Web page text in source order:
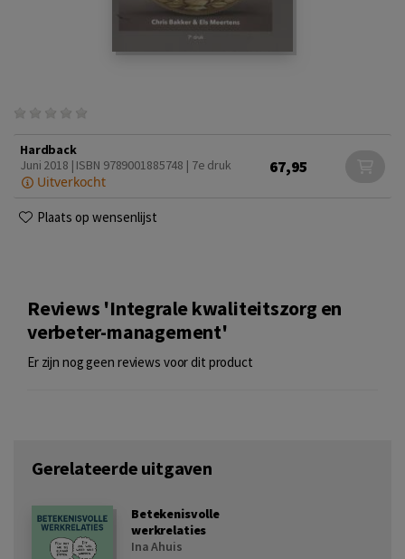
Hardback
Juni 2018 | ISBN 9789001885748 | 7e druk
Uitverkocht
67,95
Plaats op wensenlijst
Reviews 'Integrale kwaliteitszorg en
verbeter-management'
Er zijn nog geen reviews voor dit product
Gerelateerde uitgaven
Betekenisvolle
werkrelaties
Ina Ahuis